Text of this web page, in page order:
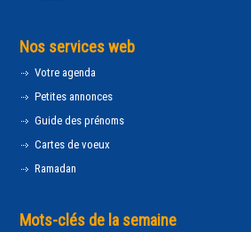
Nos services web
Votre agenda
Petites annonces
Guide des prénoms
Cartes de voeux
Ramadan
Mots-clés de la semaine